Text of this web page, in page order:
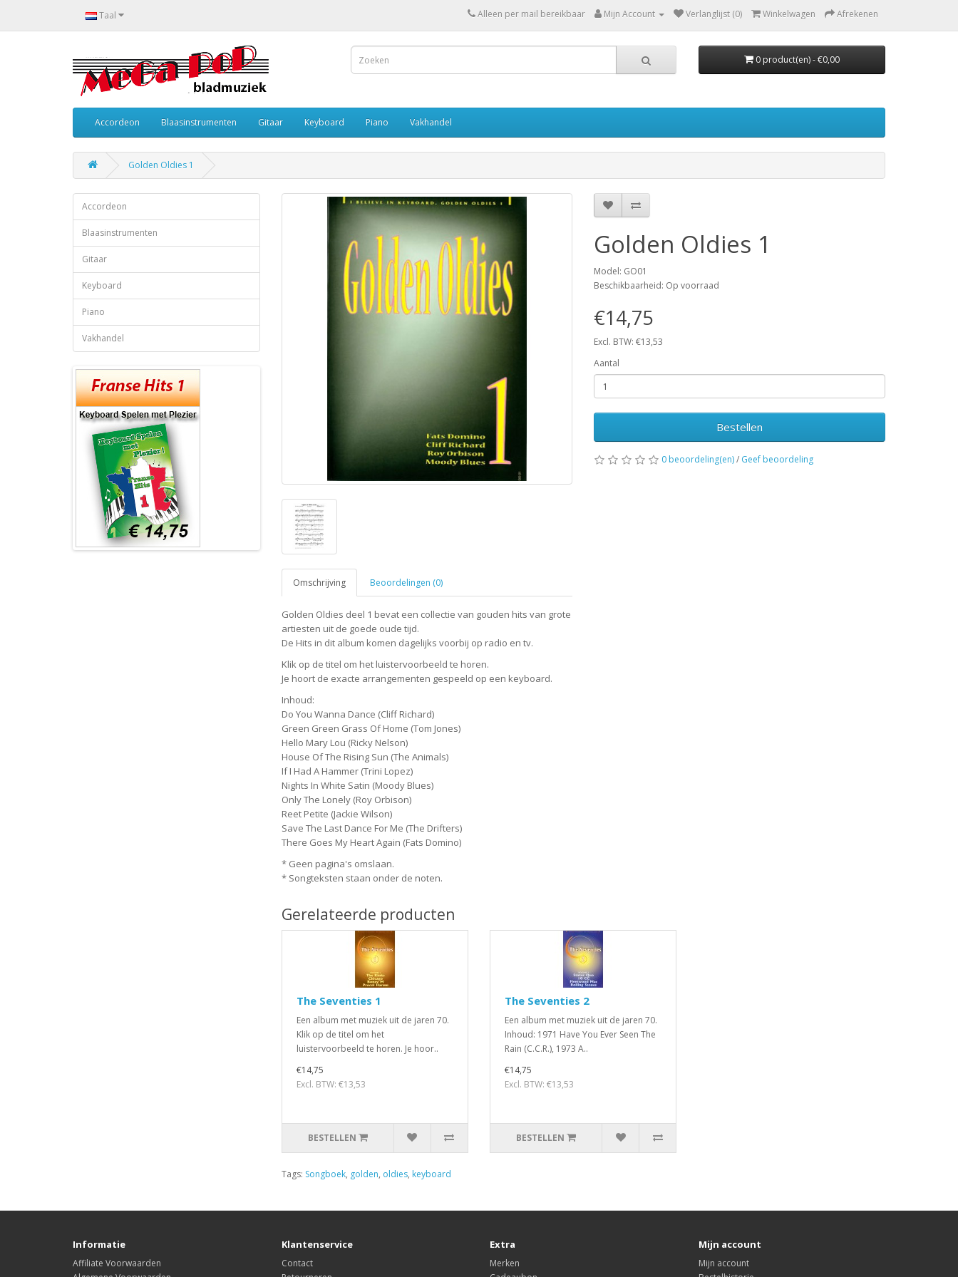
Taal Alleen per mail bereikbaar Mijn Account Verlanglijst (0) Winkelwagen Afrekenen
0 product(en) - €0,00
Accordeon Blaasinstrumenten Gitaar Keyboard Piano Vakhandel
Golden Oldies 1
Accordeon
Blaasinstrumenten
Gitaar
Keyboard
Piano
Vakhandel
Omschrijving Beoordelingen (0)
Golden Oldies deel 1 bevat een collectie van gouden hits van grote
artiesten uit de goede oude tijd.
De Hits in dit album komen dagelijks voorbij op radio en tv.
Klik op de titel om het luistervoorbeeld te horen.
Je hoort de exacte arrangementen gespeeld op een keyboard.
Inhoud:
Do You Wanna Dance (Cliff Richard)
Green Green Grass Of Home (Tom Jones)
Hello Mary Lou (Ricky Nelson)
House Of The Rising Sun (The Animals)
If I Had A Hammer (Trini Lopez)
Nights In White Satin (Moody Blues)
Only The Lonely (Roy Orbison)
Reet Petite (Jackie Wilson)
Save The Last Dance For Me (The Drifters)
There Goes My Heart Again (Fats Domino)
* Geen pagina's omslaan.
* Songteksten staan onder de noten.
Golden Oldies 1
Model: GO01
Beschikbaarheid: Op voorraad
€14,75
Excl. BTW: €13,53
Aantal
Bestellen
0 beoordeling(en)/ Geef beoordeling
Gerelateerde producten
The Seventies 1
Een album met muziek uit de jaren 70.
Klik op de titel om het
luistervoorbeeld te horen. Je hoor..
€14,75
Excl. BTW: €13,53
BESTELLEN
The Seventies 2
Een album met muziek uit de jaren 70.
Inhoud: 1971 Have You Ever Seen The
Rain (C.C.R.), 1973 A..
€14,75
Excl. BTW: €13,53
BESTELLEN
Tags: Songboek, golden, oldies, keyboard
Informatie
Affiliate Voorwaarden
Klantenservice
Contact
Extra
Merken
Mijn account
Mijn account